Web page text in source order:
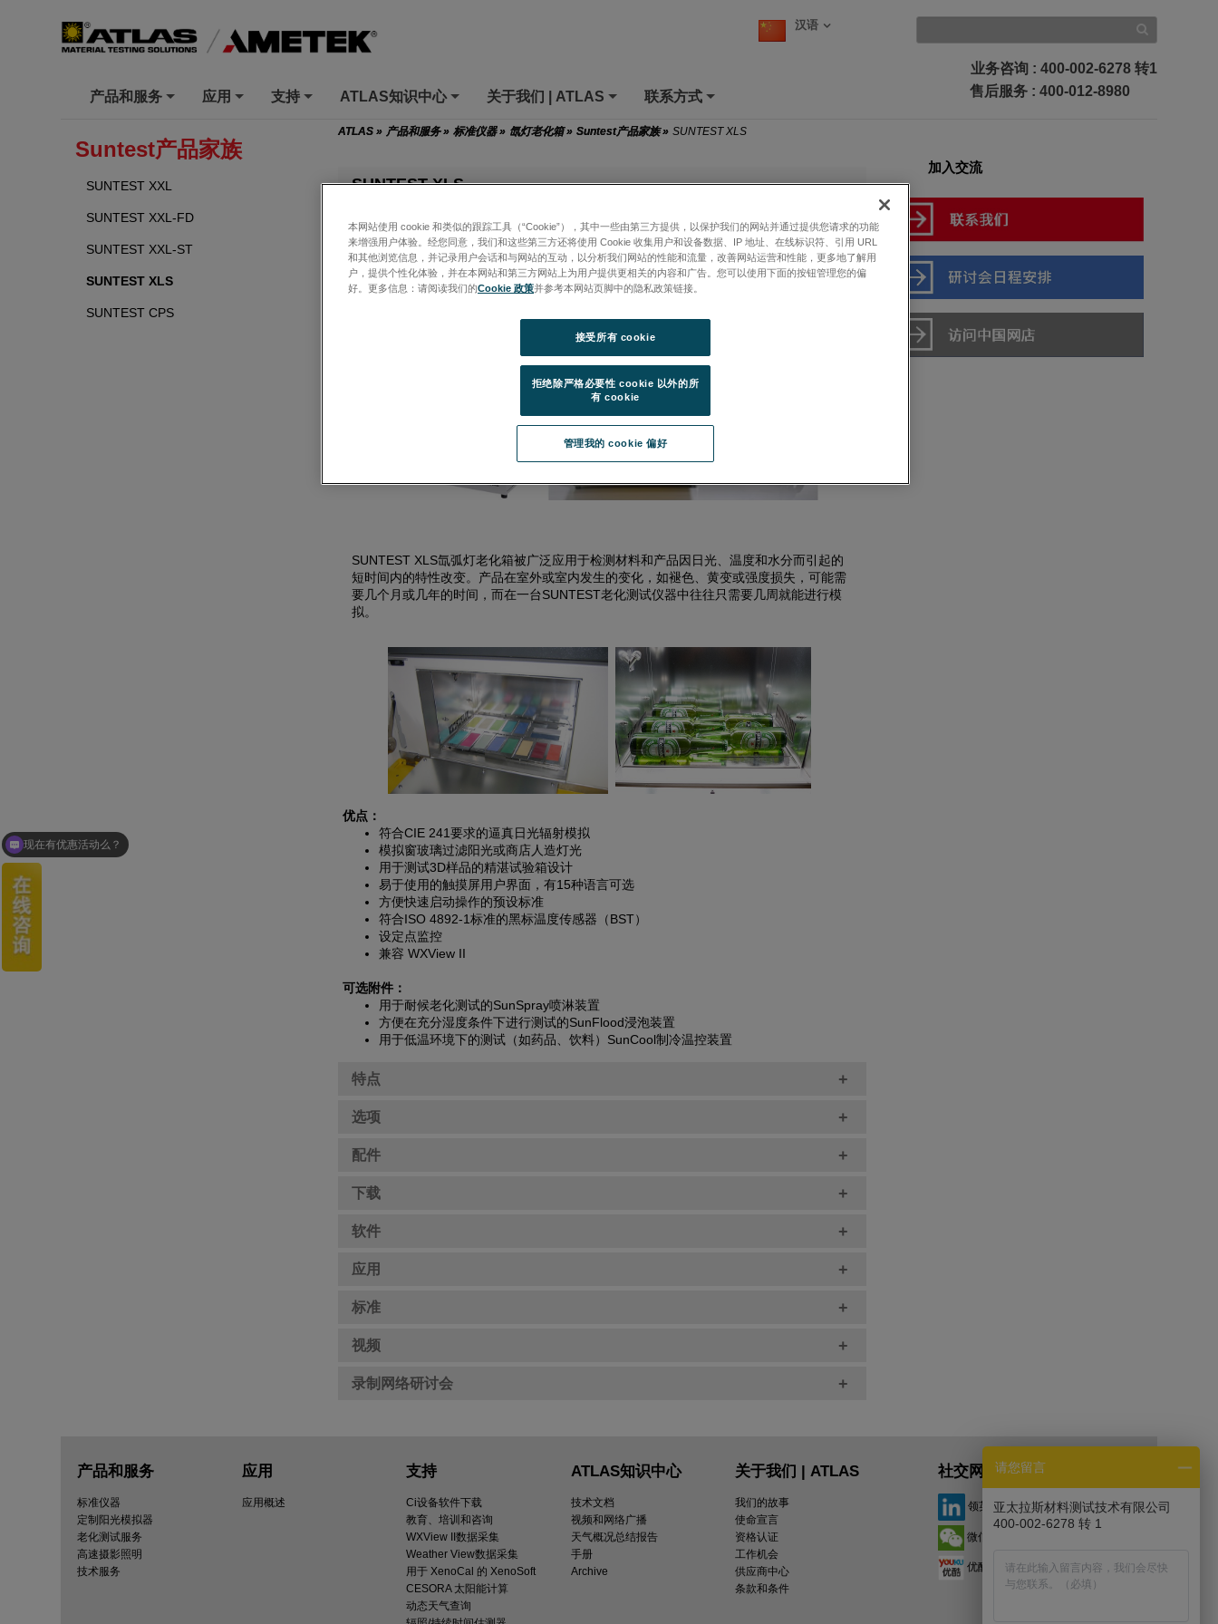
汉语
业务咨询 : 400-002-6278 转1
售后服务: 400-012-8980
产品和服务 应用 支持 ATLAS知识中心 关于我们 | ATLAS 联系方式
Suntest产品家族
SUNTEST XXL
SUNTEST XXL-FD
SUNTEST XXL-ST
SUNTEST XLS
SUNTEST CPS
ATLAS» 产品和服务» 标准仪器» 氙灯老化箱» Suntest产品家族» SUNTEST XLS
SUNTEST XLS
用于耐候性、耐光性和光稳定性测试的大型台式装置
概述 -
现代化台式氙弧灯老化箱，适用于3D样品的优选老化测试仪器，配有各种易用的配件，让
SUNTEST XLS氙弧灯老化箱被广泛应用于检测材料和产品因日光、温度和水分而引起的
短时间内的特性改变。产品在室外或室内发生的变化，如褪色、黄变或强度损失，可能需
要几个月或几年的时间，而在一台SUNTEST老化测试仪器中往往只需要几周就能进行模
拟。
优点：
符合CIE 241要求的逼真日光辐射模拟
模拟窗玻璃过滤阳光或商店人造灯光
用于测试3D样品的精湛试验箱设计
易于使用的触摸屏用户界面，有15种语言可选
方便快速启动操作的预设标准
符合ISO 4892-1标准的黑标温度传感器（BST）
设定点监控
兼容 WXView II
可选附件：
用于耐候老化测试的SunSpray喷淋装置
方便在充分湿度条件下进行测试的SunFlood浸泡装置
用于低温环境下的测试（如药品、饮料）SunCool制冷温控装置
特点 +
选项 +
配件 +
下载 +
软件 +
应用 +
标准 +
视频 +
录制网络研讨会 +
加入交流
社交网络
领英
微信
优酷
产品和服务
标准仪器
定制阳光模拟器
老化测试服务
高速摄影照明
技术服务
应用
应用概述
支持
Ci设备软件下载
教育、培训和咨询
WXView II数据采集
Weather View数据采集
用于 XenoCal 的 XenoSoft
CESORA 太阳能计算
动态天气查询
ATLAS知识中心
技术文档
视频和网络广播
天气概况总结报告
手册
Archive
关于我们 | ATLAS
我们的故事
使命宣言
资格认证
工作机会
供应商中心
条款和条件
本网站使用 cookie 和类似的跟踪工具（“Cookie”），其中一些由第三方提供，以保护我们的网站并通过提供您请求的功能
来增强用户体验。经您同意，我们和这些第三方还将使用 Cookie 收集用户和设备数据、IP 地址、在线标识符、引用 URL
和其他浏览信息，并记录用户会话和与网站的互动，以分析我们网站的性能和流量，改善网站运营和性能，更多地了解用
户，提供个性化体验，并在本网站和第三方网站上为用户提供更相关的内容和广告。您可以使用下面的按钮管理您的偏
好。更多信息：请阅读我们的Cookie 政策并参考本网站页脚中的隐私政策链接。
管理我的 cookie 偏好
拒绝除严格必要性 cookie 以外的所
有 cookie
接受所有 cookie
现在有优惠活动么？
请您留言
亚太拉斯材料测试技术有限公司
400-002-6278 转 1